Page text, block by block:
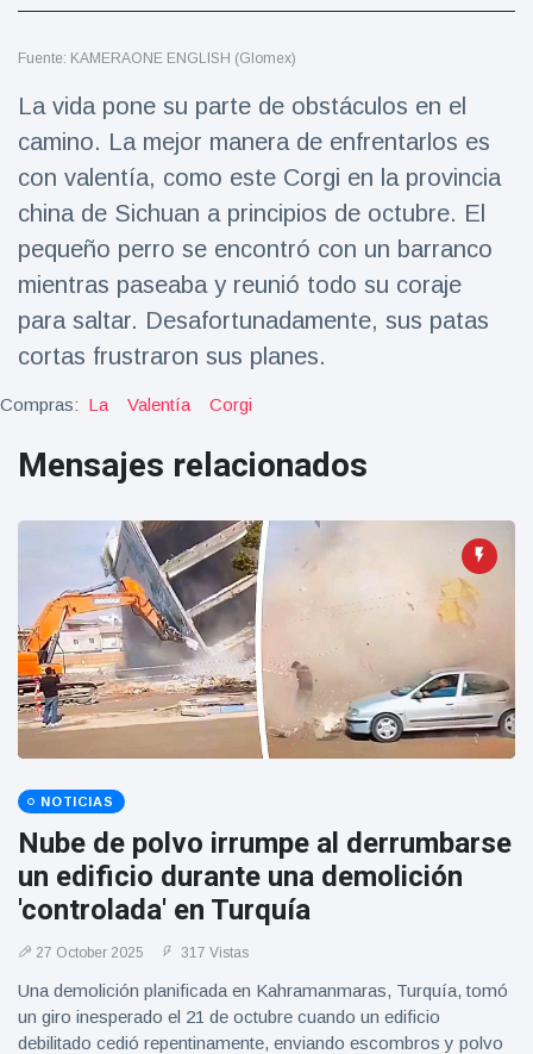
Viajes y Aventura
(77)
Últimas noticias
SKAI News
in English |
07/10/2025
9000 Vistas
Halloween -
31 de
octubre!
8 May
7432
Vistas
Großmutter
99.
Geburtstag
und tanzt
zu
Mariachi-
Band
8 May
1133
Vistas
Fuente: KAMERAONE ENGLISH (Glomex)
La vida pone su parte de obstáculos en el
camino. La mejor manera de enfrentarlos es
con valentía, como este Corgi en la provincia
china de Sichuan a principios de octubre. El
pequeño perro se encontró con un barranco
mientras paseaba y reunió todo su coraje
para saltar. Desafortunadamente, sus patas
cortas frustraron sus planes.
Compras: La Valentía Corgi
Mensajes relacionados
NOTICIAS
Nube de polvo irrumpe al derrumbarse
un edificio durante una demolición
'controlada' en Turquía
27 October 2025 317 Vistas
Una demolición planificada en Kahramanmaras, Turquía, tomó
un giro inesperado el 21 de octubre cuando un edificio
debilitado cedió repentinamente, enviando escombros y polvo